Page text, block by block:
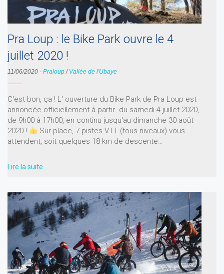
Pra Loup : le Bike Park ouvre le 4
juillet 2020 !
11/06/2020 - Praloup/ Vallée de l'Ubaye
C'est bon, ça ! L' ouverture du Bike Park de Pra Loup est
annoncée officiellement à partir du samedi 4 juillet 2020,
de 9h00 à 17h00, en continu jusqu'au dimanche 30 août
2020 !
Sur place, 7 pistes VTT (tous niveaux) vous
attendent, soit quelques 18 km de descente…
Lire la suite …